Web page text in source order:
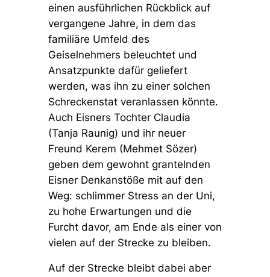
einen ausführlichen Rückblick auf
vergangene Jahre, in dem das
familiäre Umfeld des
Geiselnehmers beleuchtet und
Ansatzpunkte dafür geliefert
werden, was ihn zu einer solchen
Schreckenstat veranlassen könnte.
Auch Eisners Tochter Claudia
(Tanja Raunig) und ihr neuer
Freund Kerem (Mehmet Sözer)
geben dem gewohnt grantelnden
Eisner Denkanstöße mit auf den
Weg: schlimmer Stress an der Uni,
zu hohe Erwartungen und die
Furcht davor, am Ende als einer von
vielen auf der Strecke zu bleiben.
Auf der Strecke bleibt dabei aber